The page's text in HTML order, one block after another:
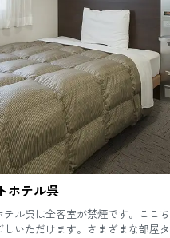
ホテル呉
テル呉は全客室が禁煙です。ここ
しいただけます。さまざまな部屋